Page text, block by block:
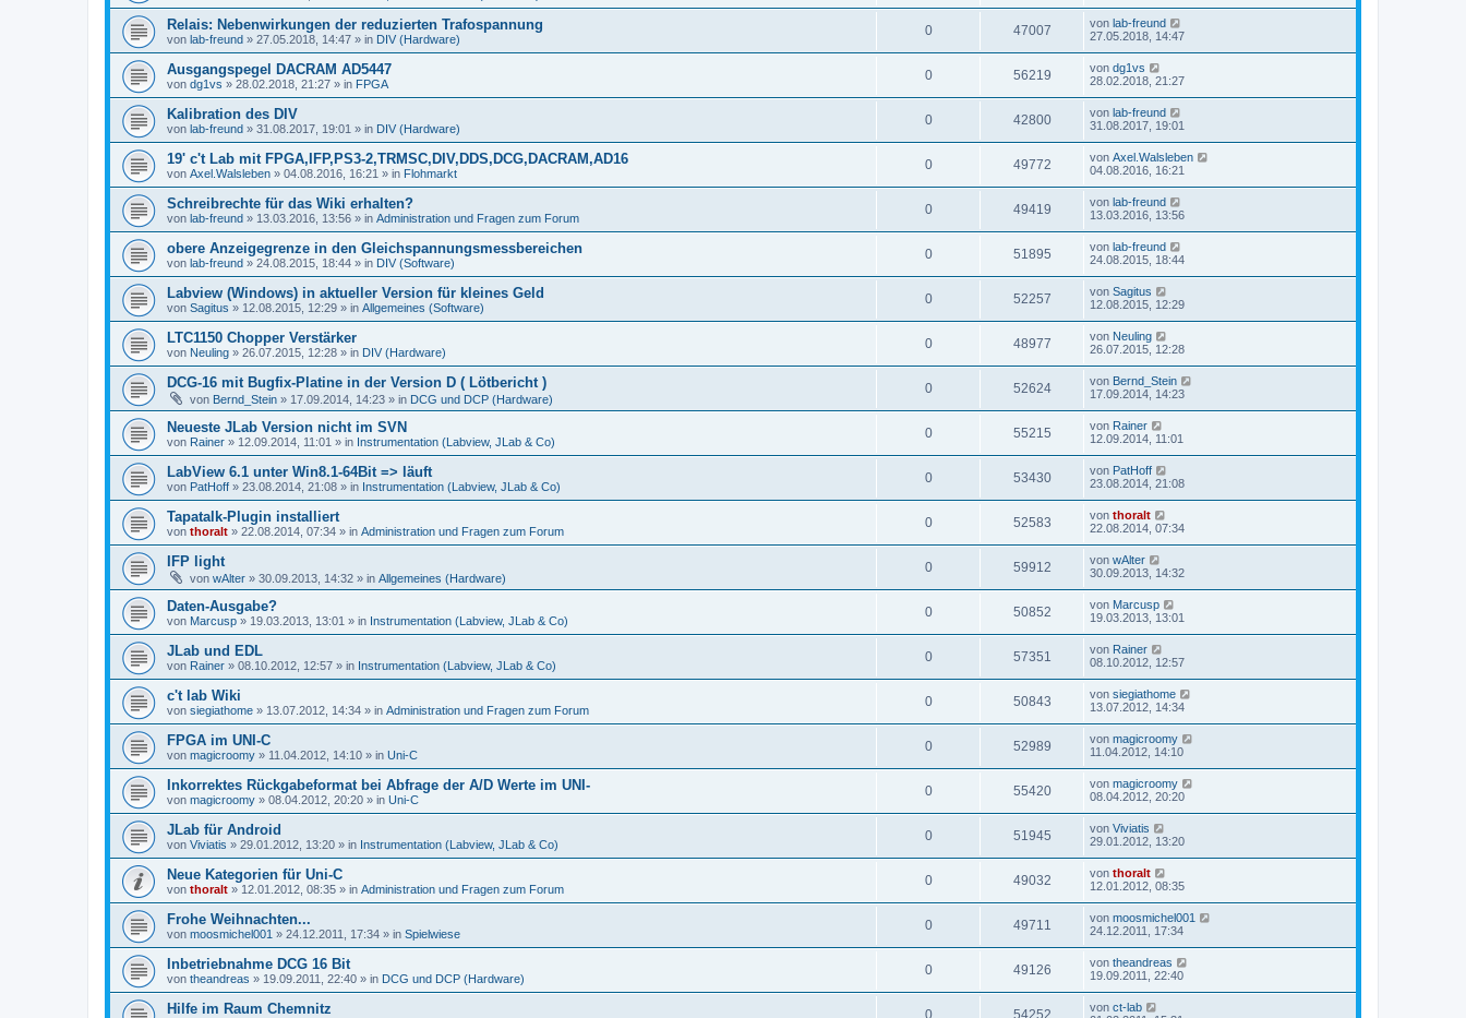
Relais: Nebenwirkungen der reduzierten Trafospannung
von lab-freund » 27.05.2018, 14:47 » in DIV (Hardware)
0 47007 von lab-freund
27.05.2018, 14:47
Ausgangspegel DACRAM AD5447
von dg1vs » 28.02.2018, 21:27 » in FPGA
0 56219 von dg1vs
28.02.2018, 21:27
Kalibration des DIV
von lab-freund » 31.08.2017, 19:01 » in DIV (Hardware)
0 42800 von lab-freund
31.08.2017, 19:01
19' c't Lab mit FPGA,IFP,PS3-2,TRMSC,DIV,DDS,DCG,DACRAM,AD16
von Axel.Walsleben » 04.08.2016, 16:21 » in Flohmarkt
0 49772 von Axel.Walsleben
04.08.2016, 16:21
Schreibrechte für das Wiki erhalten?
von lab-freund » 13.03.2016, 13:56 » in Administration und Fragen zum Forum
0 49419 von lab-freund
13.03.2016, 13:56
obere Anzeigegrenze in den Gleichspannungsmessbereichen
von lab-freund » 24.08.2015, 18:44 » in DIV (Software)
0 51895 von lab-freund
24.08.2015, 18:44
Labview (Windows) in aktueller Version für kleines Geld
von Sagitus » 12.08.2015, 12:29 » in Allgemeines (Software)
0 52257 von Sagitus
12.08.2015, 12:29
LTC1150 Chopper Verstärker
von Neuling » 26.07.2015, 12:28 » in DIV (Hardware)
0 48977 von Neuling
26.07.2015, 12:28
DCG-16 mit Bugfix-Platine in der Version D ( Lötbericht )
von Bernd_Stein » 17.09.2014, 14:23 » in DCG und DCP (Hardware)
0 52624 von Bernd_Stein
17.09.2014, 14:23
Neueste JLab Version nicht im SVN
von Rainer » 12.09.2014, 11:01 » in Instrumentation (Labview, JLab & Co)
0 55215 von Rainer
12.09.2014, 11:01
LabView 6.1 unter Win8.1-64Bit => läuft
von PatHoff » 23.08.2014, 21:08 » in Instrumentation (Labview, JLab & Co)
0 53430 von PatHoff
23.08.2014, 21:08
Tapatalk-Plugin installiert
von thoralt » 22.08.2014, 07:34 » in Administration und Fragen zum Forum
0 52583 von thoralt
22.08.2014, 07:34
IFP light
von wAlter » 30.09.2013, 14:32 » in Allgemeines (Hardware)
0 59912 von wAlter
30.09.2013, 14:32
Daten-Ausgabe?
von Marcusp » 19.03.2013, 13:01 » in Instrumentation (Labview, JLab & Co)
0 50852 von Marcusp
19.03.2013, 13:01
JLab und EDL
von Rainer » 08.10.2012, 12:57 » in Instrumentation (Labview, JLab & Co)
0 57351 von Rainer
08.10.2012, 12:57
c't lab Wiki
von siegiathome » 13.07.2012, 14:34 » in Administration und Fragen zum Forum
0 50843 von siegiathome
13.07.2012, 14:34
FPGA im UNI-C
von magicroomy » 11.04.2012, 14:10 » in Uni-C
0 52989 von magicroomy
11.04.2012, 14:10
Inkorrektes Rückgabeformat bei Abfrage der A/D Werte im UNI-
von magicroomy » 08.04.2012, 20:20 » in Uni-C
0 55420 von magicroomy
08.04.2012, 20:20
JLab für Android
von Viviatis » 29.01.2012, 13:20 » in Instrumentation (Labview, JLab & Co)
0 51945 von Viviatis
29.01.2012, 13:20
Neue Kategorien für Uni-C
von thoralt » 12.01.2012, 08:35 » in Administration und Fragen zum Forum
0 49032 von thoralt
12.01.2012, 08:35
Frohe Weihnachten...
von moosmichel001 » 24.12.2011, 17:34 » in Spielwiese
0 49711 von moosmichel001
24.12.2011, 17:34
Inbetriebnahme DCG 16 Bit
von theandreas » 19.09.2011, 22:40 » in DCG und DCP (Hardware)
0 49126 von theandreas
19.09.2011, 22:40
Hilfe im Raum Chemnitz 0 54252 von ct-lab